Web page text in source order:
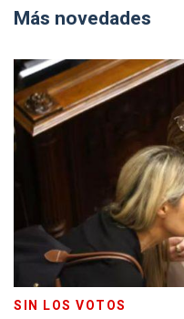
Más novedades
SIN LOS VOTOS